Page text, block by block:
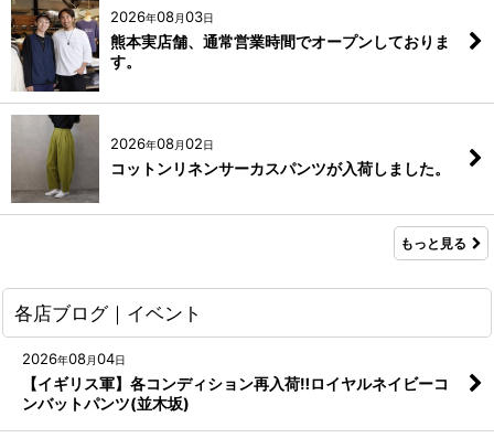
2026年08月03日
熊本実店舗、通常営業時間でオープンしておりま
す。
2026年08月02 日
コットンリネンサーカスパンツが入荷しました。
もっと見る
各店ブログ｜イベント
2026年08月04日
【イギリス軍】各コンディション再入荷‼︎ロイヤルネイビーコ
ンバットパンツ(並木坂)